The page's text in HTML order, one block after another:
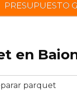
PRESUPUESTO
en
parquet